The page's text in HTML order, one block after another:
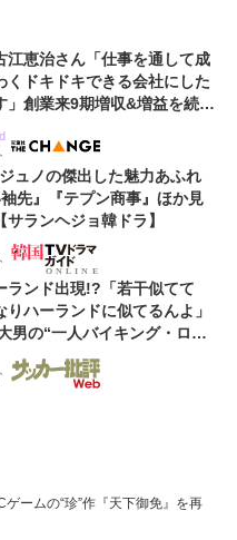
江恵治さん「仕事を通して成
くドキドキできる会社にした
」創業来9期増収&増益を続け
ュノの傑出した魅力あふれ
先』『テプン商事』ほか見
ランヘジョ韓ドラ】
ランド出現!?「若干似てて
ハーランドに似てるんよ」
男の“一人バイキング・ロ
元気をもらった」
ームの“珍”作『天下御免』を再